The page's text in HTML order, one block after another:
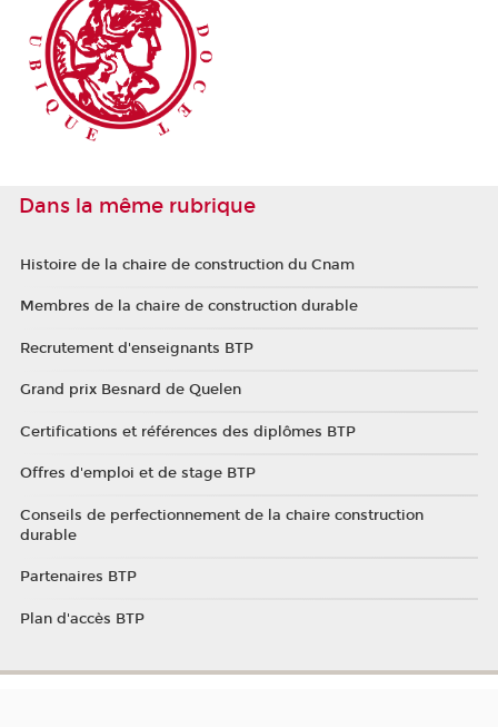
Dans la même rubrique
Histoire de la chaire de construction du Cnam
Membres de la chaire de construction durable
Recrutement d'enseignants BTP
Grand prix Besnard de Quelen
Certifications et références des diplômes BTP
Offres d'emploi et de stage BTP
Conseils de perfectionnement de la chaire construction
durable
Partenaires BTP
Plan d'accès BTP